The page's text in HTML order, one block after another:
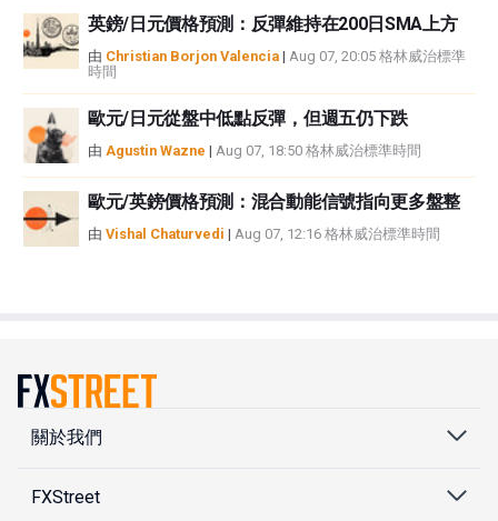
英鎊/日元價格預測：反彈維持在200日SMA上方
由 Christian Borjon Valencia | Aug 07, 20:05 格林威治標準
時間
歐元/日元從盤中低點反彈，但週五仍下跌
由 Agustin Wazne | Aug 07, 18:50 格林威治標準時間
歐元/英鎊價格預測：混合動能信號指向更多盤整
由 Vishal Chaturvedi | Aug 07, 12:16 格林威治標準時間
關於我們
FXStreet